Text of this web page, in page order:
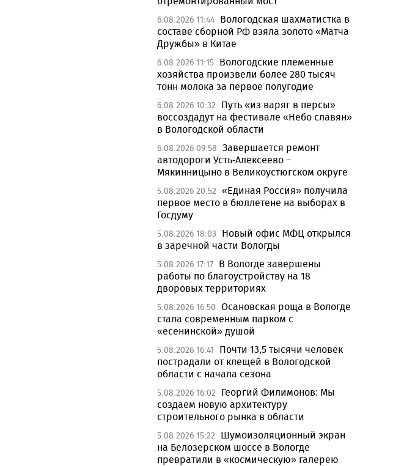
6.08.2026 11:44 Вологодская шахматистка в
составе сборной РФ взяла золото «Матча
Дружбы» в Китае
6.08.2026 11:15 Вологодские племенные
хозяйства произвели более 280 тысяч
тонн молока за первое полугодие
6.08.2026 10:32
Путь «из варяг в персы»
воссоздадут на фестивале «Небо славян»
в Вологодской области
6.08.2026 09:58 Завершается ремонт
автодороги Усть-Алексеево –
Мякинницыно в Великоустюгском округе
5.08.2026 20:52 «Единая Россия» получила
первое место в бюллетене на выборах в
Госдуму
5.08.2026 18:03
Новый офис МФЦ открылся
в заречной части Вологды
5.08.2026 17:17 В Вологде завершены
работы по благоустройству на 18
дворовых территориях
5.08.2026 16:50 Осановская роща в Вологде
стала современным парком с
«есенинской» душой
5.08.2026 16:41
Почти 13,5 тысячи человек
пострадали от клещей в Вологодской
области с начала сезона
5.08.2026 16:02
Георгий Филимонов: Мы
создаем новую архитектуру
строительного рынка в области
5.08.2026 15:22
Шумоизоляционный экран
на Белозерском шоссе в Вологде
превратили в «космическую» галерею